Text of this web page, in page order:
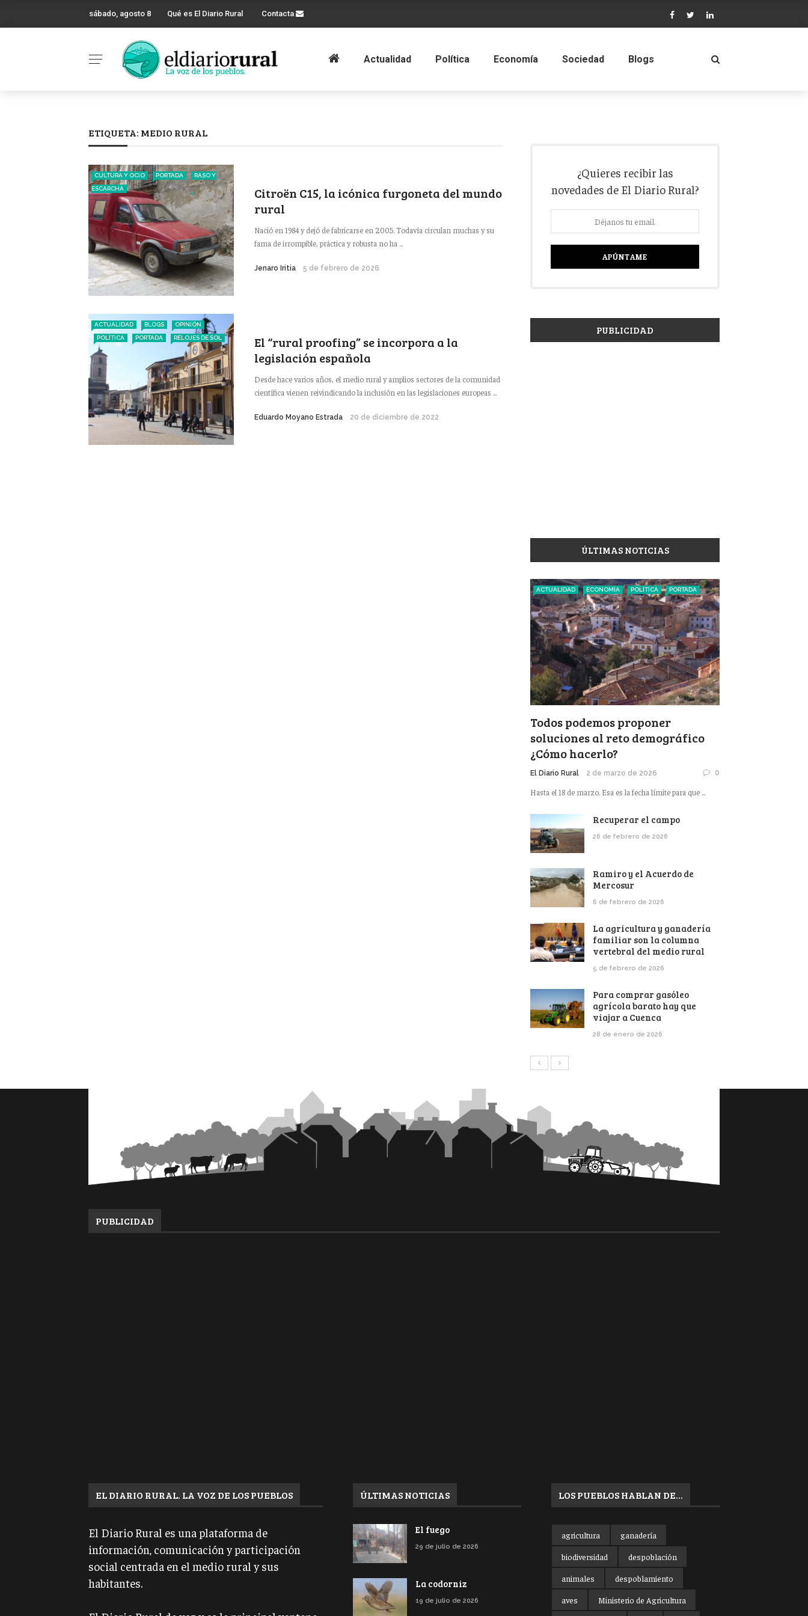
sábado, agosto 8 Qué es El Diario Rural Contacta
Actualidad Política Economía Sociedad Blogs
ETIQUETA: MEDIO RURAL
CULTURA Y OCIO PORTADA
RASO Y
ESCARCHA
Citroën C15, la icónica furgoneta del mundo
rural
Nació en 1984 y dejó de fabricarse en 2005. Todavía circulan muchas y su
fama de irrompible, práctica y robusta no ha ...
Jenaro Iritia 5 de febrero de 2026
ACTUALIDAD BLOGS
OPINIÓN
POLÍTICA
PORTADA RELOJES DE SOL
El “rural proofing” se incorpora a la
legislación española
Desde hace varios años, el medio rural y amplios sectores de la comunidad
científica vienen reivindicando la inclusión en las legislaciones europeas ...
Eduardo Moyano Estrada 20 de diciembre de 2022
¿Quieres recibir las
novedades de El Diario Rural?
PUBLICIDAD
ÚLTIMAS NOTICIAS
ACTUALIDAD ECONOMÍA POLÍTICA PORTADA
Todos podemos proponer
soluciones al reto demográfico
¿Cómo hacerlo?
El Diario Rural 2 de marzo de 2026 0
Hasta el 18 de marzo. Esa es la fecha límite para que ...
Recuperar el campo
26 de febrero de 2026
Ramiro y el Acuerdo de
Mercosur
6 de febrero de 2026
La agricultura y ganadería
familiar son la columna
vertebral del medio rural
5 de febrero de 2026
Para comprar gasóleo
agrícola barato hay que
viajar a Cuenca
28 de enero de 2026
PUBLICIDAD
EL DIARIO RURAL. LA VOZ DE LOS PUEBLOS
El Diario Rural es una plataforma de
información, comunicación y participación
social centrada en el medio rural y sus
habitantes.
ÚLTIMAS NOTICIAS
El fuego
29 de julio de 2026
La codorniz
19 de julio de 2026
LOS PUEBLOS HABLAN DE…
agricultura
ganadería
biodiversidad
despoblación
animales
despoblamiento
aves
Ministerio de Agricultura